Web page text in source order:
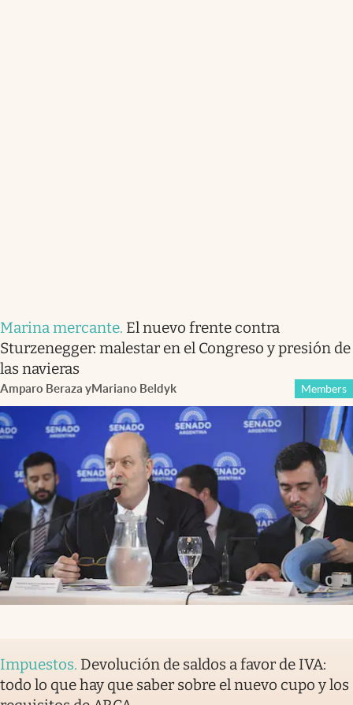
Marina mercante. El nuevo frente contra
Sturzenegger: malestar en el Congreso y presión de
las navieras
Amparo Beraza yMariano Beldyk Members
Impuestos. Devolución de saldos a favor de IVA:
todo lo que hay que saber sobre el nuevo cupo y los